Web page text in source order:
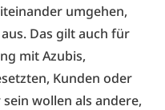
umgehen,
Das gilt auch für
mit Azubis,
Kunden oder
wollen als andere,